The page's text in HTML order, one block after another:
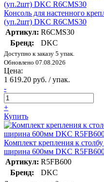
Консоль для настенного
(уп.2шт) DKC R6CMS30
Артикул: R6CMS30
Бренд:
DKC
Доступно к заказу 5 упак.
Обновлено 07.08.2026
Цена:
1 619.20 руб. / упак.
-
+
Купить
Комплект крепления к
ширина 600мм DKC
Артикул: R5FB600
Бренд:
DKC